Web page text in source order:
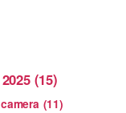
2025 (15)
camera (11)